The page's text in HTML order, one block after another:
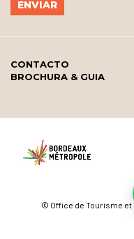
CONTACTO
BROCHURA & GUIA
© Office de Tourisme et